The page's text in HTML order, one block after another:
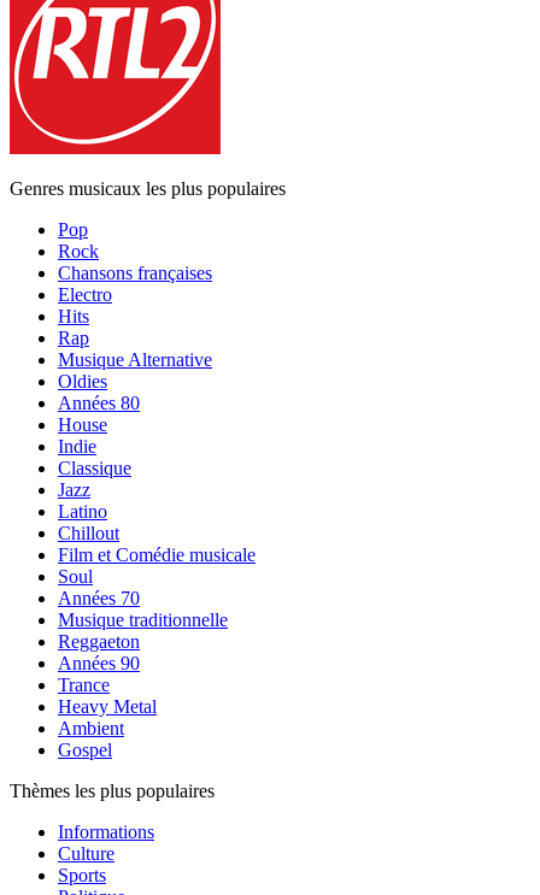
Genres musicaux les plus populaires
Pop
Rock
Chansons françaises
Electro
Hits
Rap
Musique Alternative
Oldies
Années 80
House
Indie
Classique
Jazz
Latino
Chillout
Film et Comédie musicale
Soul
Années 70
Musique traditionnelle
Reggaeton
Années 90
Trance
Heavy Metal
Ambient
Gospel
Thèmes les plus populaires
Informations
Culture
Sports